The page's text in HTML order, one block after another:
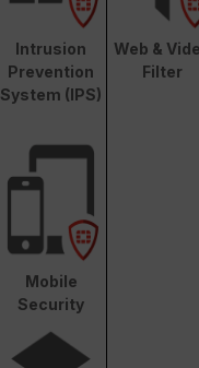
Intrusion
Prevention
System (IPS)
Web &
Filter
Mobile
Security